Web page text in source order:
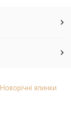
Новорічні ялинки